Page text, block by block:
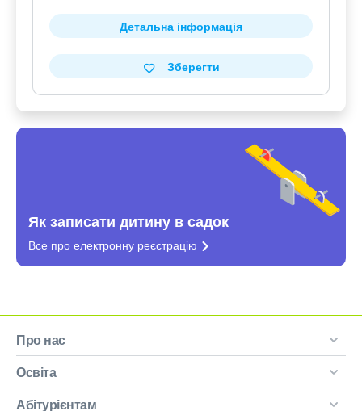
Детальна інформація
Зберегти
Як записати дитину в садок
Все про електронну реєстрацію
Про нас
Освіта
Абітурієнтам